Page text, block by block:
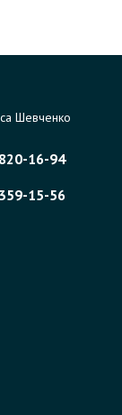
Шевченко
16-94
15-56